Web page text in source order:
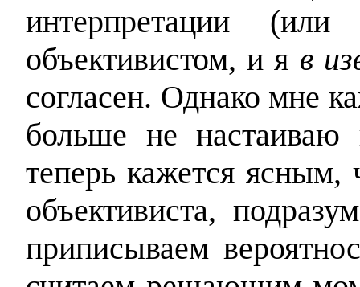
интерпретации (или
объективистом, и я в
согласен. Однако мне
больше не
теперь кажется ясным,
объективиста,
приписываем